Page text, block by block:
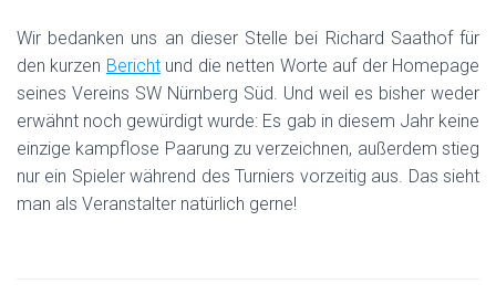
Wir bedanken uns an dieser Stelle bei Richard Saathof für
den kurzen Berichtund die netten Worte auf der Homepage
seines Vereins SW Nürnberg Süd. Und weil es bisher weder
erwähnt noch gewürdigt wurde: Es gab in diesem Jahr keine
einzige kampflose Paarung zu verzeichnen, außerdem stieg
nur ein Spieler während des Turniers vorzeitig aus. Das sieht
man als Veranstalter natürlich gerne!